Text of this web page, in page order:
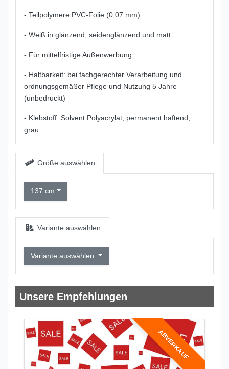
- Teilpolymere PVC-Folie (0,07 mm)
- Weiß in glänzend, seidenglänzend und matt
- Für mittelfristige Außenwerbung
- Haltbarkeit: bei fachgerechter Verarbeitung und
ordnungsgemäßer Pflege und Nutzung 5 Jahre
(unbedruckt)
- Klebstoff: Solvent Polyacrylat, permanent haftend,
grau
Größe auswählen
137 cm
Variante auswählen
Variante auswählen
Unsere Empfehlungen
ABVERKAUF